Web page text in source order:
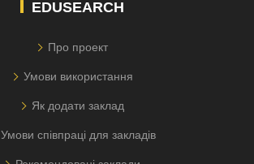
EDUSEARCH
Про проект
Умови використання
Як додати заклад
Умови співпраці для закладів